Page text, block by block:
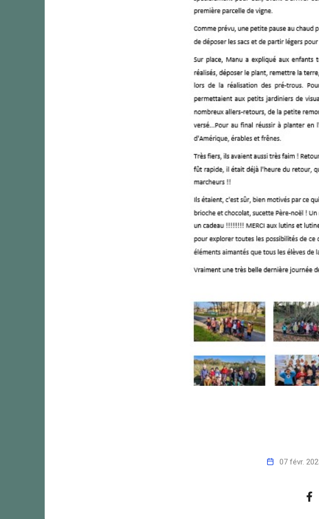
07 févr.